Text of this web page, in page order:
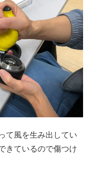
て風を生み出してい
きているので傷つけ